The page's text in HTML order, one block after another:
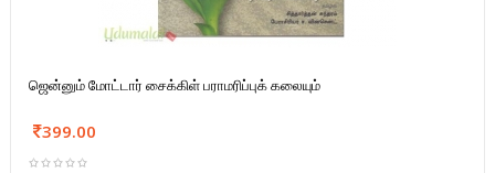
ஜென்னும் மோட்டார் சைக்கிள் பராமரிப்புக் கலையும்
399.00